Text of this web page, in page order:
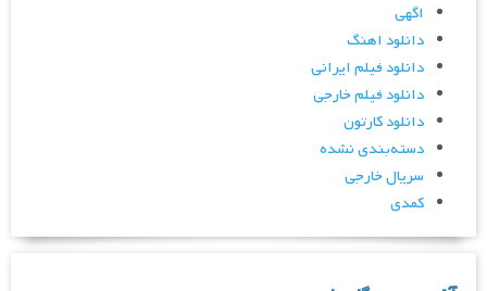
اگهی
دانلود اهنگ
دانلود فیلم ایرانی
دانلود فیلم خارجی
دانلود کارتون
دسته‌بندی نشده
سریال خارجی
کمدی